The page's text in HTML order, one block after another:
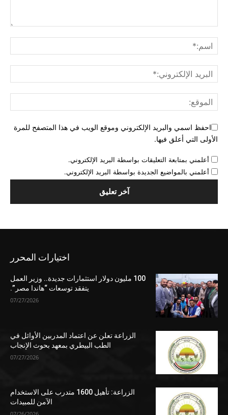
احفظ اسمي والبريد الإلكتروني وموقع الويب في هذا المتصفح للمرة
الأولى التي أعلق فيها.
أعلمني بمتابعة التعليقات بواسطة البريد الإلكتروني.
أعلمني بالمواضيع الجديدة بواسطة البريد الإلكتروني.
اختيارات المحرر
100 مليون دولار استثمارات جديدة.. وزير العمل
يتفقد توسعات “هاندا مصر”.
07/27/2026
الزراعة تعلن عن اعتماد المدربين الأوائل في
الطب البيطري بمعهد بحوث الإنجاب
07/27/2026
الزراعة: تأهيل 1600 متدرب على الاستخدام
الآمن للمبيدات